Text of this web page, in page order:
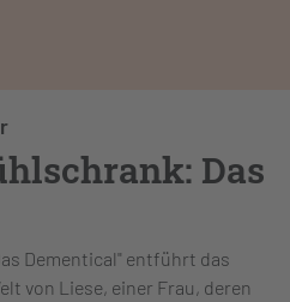
Das
Dementical" entführt das
von Liese, einer Frau, deren